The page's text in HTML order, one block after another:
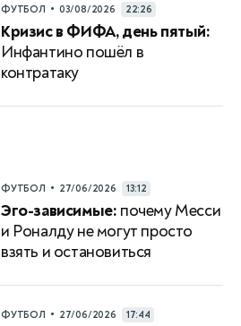
ФУТБОЛ • 03/08/2026 22:26
Кризис в ФИФА, день пятый:
Инфантино пошёл в
контратаку
ФУТБОЛ • 27/06/2026 13:12
Эго-зависимые: почему Месси
и Роналду не могут просто
взять и остановиться
ФУТБОЛ • 27/06/2026 17:44